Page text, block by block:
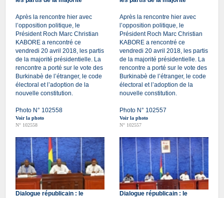
Après la rencontre hier avec
l’opposition politique, le
Président Roch Marc Christian
KABORE a rencontré ce
vendredi 20 avril 2018, les partis
de la majorité présidentielle. La
rencontre a porté sur le vote des
Burkinabè de l’étranger, le code
électoral et l’adoption de la
nouvelle constitution.
Photo N° 102558
Voir la photo
N° 102558
Après la rencontre hier avec
l’opposition politique, le
Président Roch Marc Christian
KABORE a rencontré ce
vendredi 20 avril 2018, les partis
de la majorité présidentielle. La
rencontre a porté sur le vote des
Burkinabè de l’étranger, le code
électoral et l’adoption de la
nouvelle constitution.
Photo N° 102557
Voir la photo
N° 102557
Dialogue républicain : le
Dialogue républicain : le